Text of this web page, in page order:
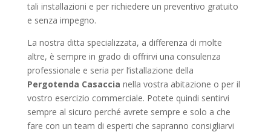
tali installazioni e per richiedere un preventivo gratuito
e senza impegno.
La nostra ditta specializzata, a differenza di molte
altre, è sempre in grado di offrirvi una consulenza
professionale e seria per l’istallazione della
Pergotenda Casaccia nella vostra abitazione o per il
vostro esercizio commerciale. Potete quindi sentirvi
sempre al sicuro perché avrete sempre e solo a che
fare con un team di esperti che sapranno consigliarvi